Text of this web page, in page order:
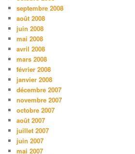
septembre 2008
août 2008
juin 2008
mai 2008
avril 2008
mars 2008
février 2008
janvier 2008
décembre 2007
novembre 2007
octobre 2007
août 2007
juillet 2007
juin 2007
mai 2007